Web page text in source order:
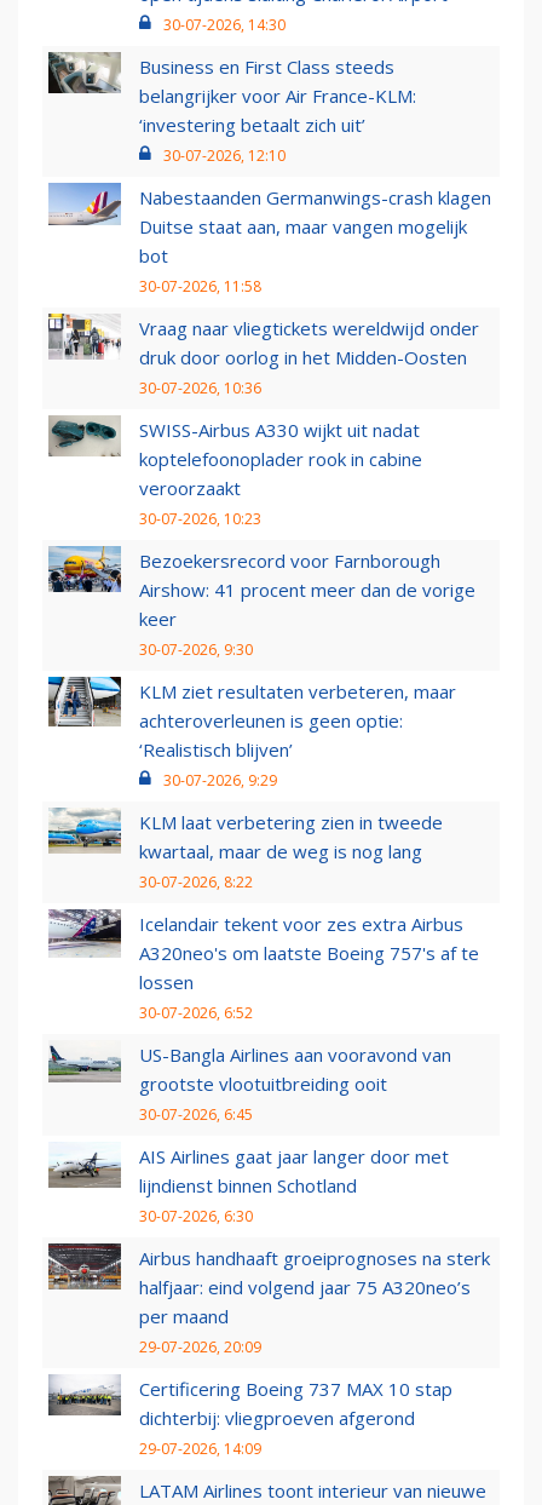
30-07-2026, 14:30
Business en First Class steeds
belangrijker voor Air France-KLM:
‘investering betaalt zich uit’
30-07-2026, 12:10
Nabestaanden Germanwings-crash klagen
Duitse staat aan, maar vangen mogelijk
bot
30-07-2026, 11:58
Vraag naar vliegtickets wereldwijd onder
druk door oorlog in het Midden-Oosten
30-07-2026, 10:36
SWISS-Airbus A330 wijkt uit nadat
koptelefoonoplader rook in cabine
veroorzaakt
30-07-2026, 10:23
Bezoekersrecord voor Farnborough
Airshow: 41 procent meer dan de vorige
keer
30-07-2026, 9:30
KLM ziet resultaten verbeteren, maar
achteroverleunen is geen optie:
‘Realistisch blijven’
30-07-2026, 9:29
KLM laat verbetering zien in tweede
kwartaal, maar de weg is nog lang
30-07-2026, 8:22
Icelandair tekent voor zes extra Airbus
A320neo's om laatste Boeing 757's af te
lossen
30-07-2026, 6:52
US-Bangla Airlines aan vooravond van
grootste vlootuitbreiding ooit
30-07-2026, 6:45
AIS Airlines gaat jaar langer door met
lijndienst binnen Schotland
30-07-2026, 6:30
Airbus handhaaft groeiprognoses na sterk
halfjaar: eind volgend jaar 75 A320neo’s
per maand
29-07-2026, 20:09
Certificering Boeing 737 MAX 10 stap
dichterbij: vliegproeven afgerond
29-07-2026, 14:09
LATAM Airlines toont interieur van nieuwe